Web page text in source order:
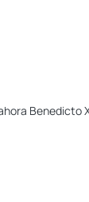
Benedicto